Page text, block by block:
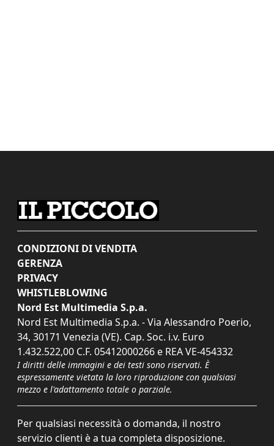
CONDIZIONI DI VENDITA
GERENZA
PRIVACY
WHISTLEBLOWING
Nord Est Multimedia S.p.a.
Nord Est Multimedia S.p.a. - Via Alessandro Poerio,
34, 30171 Venezia (VE). Cap. Soc. i.v. Euro
1.432.522,00 C.F. 05412000266 e REA VE-454332
I diritti delle immagini e dei testi sono riservati. È
espressamente vietata la loro riproduzione con qualsiasi
mezzo e l'adattamento totale o parziale.
Per qualsiasi necessità o domanda, il nostro
servizio clienti è a tua completa disposizione.